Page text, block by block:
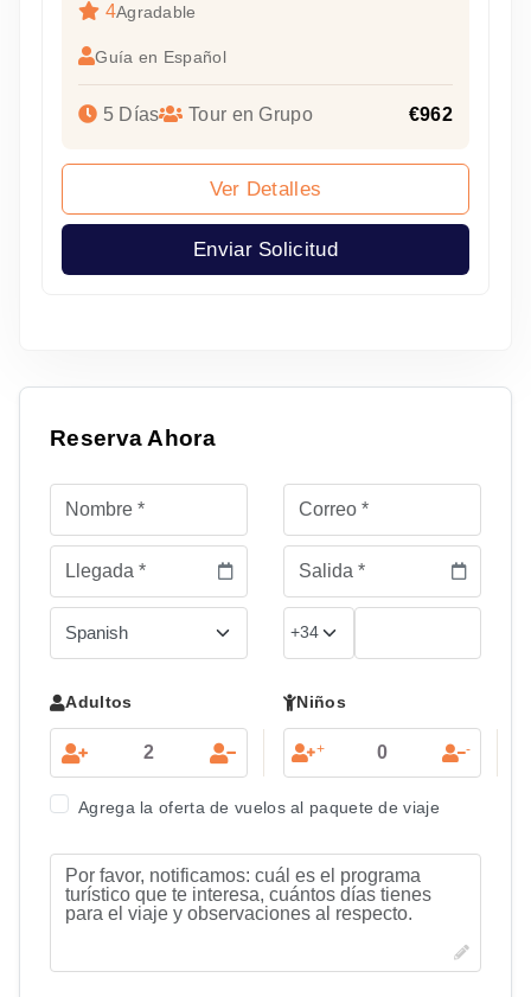
4Agradable
Guía en Español
5 Días Tour en Grupo €962
Ver Detalles
Enviar Solicitud
Reserva Ahora
Adultos Niños
+ -
Agrega la oferta de vuelos al paquete de viaje